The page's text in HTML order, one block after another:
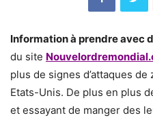
Information à prendre avec
du site
plus de signes d’attaques
Etats-Unis. De plus en plus
et essayant de manger des